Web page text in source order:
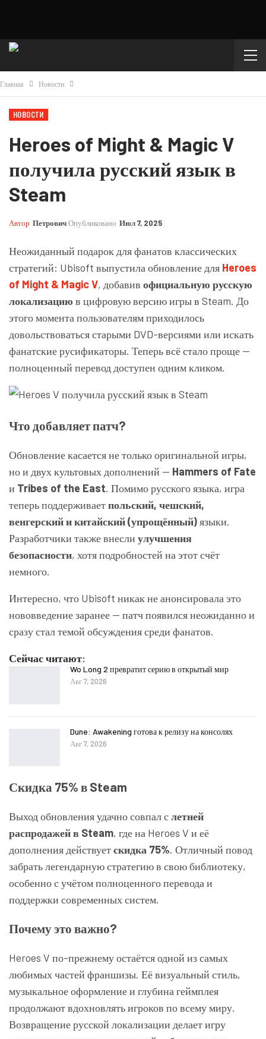
Главная Новости
НОВОСТИ
Heroes of Might & Magic V
получила русский язык в
Steam
Автор ПетровичОпубликовано Июл 7, 2025
Неожиданный подарок для фанатов классических
стратегий: Ubisoft выпустила обновление для Heroes
of Might & Magic V, добавив официальную русскую
локализацию в цифровую версию игры в Steam. До
этого момента пользователям приходилось
довольствоваться старыми DVD-версиями или искать
фанатские русификаторы. Теперь всё стало проще —
полноценный перевод доступен одним кликом.
Что добавляет патч?
Обновление касается не только оригинальной игры,
но и двух культовых дополнений — Hammers of Fate
и Tribes of the East. Помимо русского языка, игра
теперь поддерживаетпольский, чешский,
венгерский и китайский (упрощённый) языки.
Разработчики также внесли улучшения
безопасности, хотя подробностей на этот счёт
немного.
Интересно, что Ubisoft никак не анонсировала это
нововведение заранее — патч появился неожиданно и
сразу стал темой обсуждения среди фанатов.
Сейчас читают:
Wo Long 2 превратит серию в открытый мир
Авг 7, 2026
Dune: Awakening готова к релизу на консолях
Авг 7, 2026
Скидка 75% в Steam
Выход обновления удачно совпал слетней
распродажей в Steam, где на Heroes V и её
дополнения действуетскидка 75%. Отличный повод
забрать легендарную стратегию в свою библиотеку,
особенно с учётом полноценного перевода и
поддержки современных систем.
Почему это важно?
Heroes V по-прежнему остаётся одной из самых
любимых частей франшизы. Её визуальный стиль,
музыкальное оформление и глубина геймплея
продолжают вдохновлять игроков по всему миру.
Возвращение русской локализации делает игру